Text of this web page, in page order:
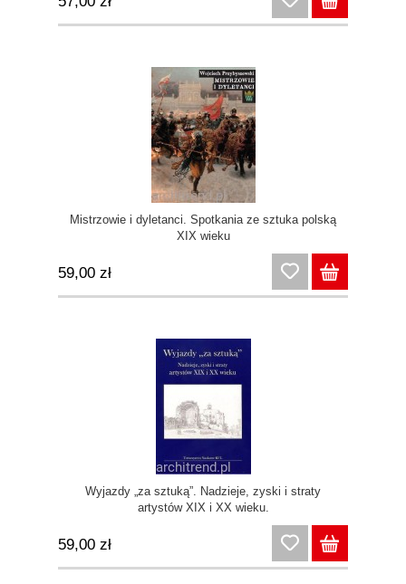
Mistrzowie i dyletanci. Spotkania ze sztuka polską
XIX wieku
59,00 zł
Wyjazdy „za sztuką”. Nadzieje, zyski i straty
artystów XIX i XX wieku.
59,00 zł